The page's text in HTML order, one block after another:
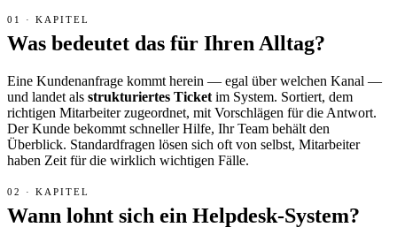
Was bedeutet das für Ihren Alltag?
Eine Kundenanfrage kommt herein — egal über welchen Kanal —
und landet als strukturiertes Ticket im System. Sortiert, dem
richtigen Mitarbeiter zugeordnet, mit Vorschlägen für die Antwort.
Der Kunde bekommt schneller Hilfe, Ihr Team behält den
Überblick. Standardfragen lösen sich oft von selbst, Mitarbeiter
haben Zeit für die wirklich wichtigen Fälle.
Wann lohnt sich ein Helpdesk-System?